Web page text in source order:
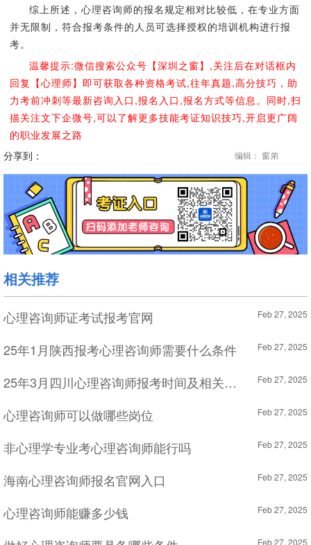
综上所述，心理咨询师的报名规定相对比较低，在专业方面
并无限制，符合报考条件的人员可选择授权的培训机构进行报
考。
温馨提示:微信搜索公众号【深圳之窗】,关注后在对话框内
回复【心理师】即可获取各种资格考试,往年真题,高分技巧，助
力考前冲刺等最新咨询入口,报名入口,报名方式等信息。同时,扫
描关注文下企微号,可以了解更多技能考证知识技巧,开启更广阔
的职业发展之路
分享到：
编辑： 窗弟
相关推荐
心理咨询师证考试报考官网 Feb 27, 2025
25年1月陕西报考心理咨询师需要什么条件 Feb 27, 2025
25年3月四川心理咨询师报考时间及相关信息 Feb 27, 2025
心理咨询师可以做哪些岗位 Feb 27, 2025
非心理学专业考心理咨询师能行吗 Feb 27, 2025
海南心理咨询师报名官网入口 Feb 27, 2025
心理咨询师能赚多少钱 Feb 27, 2025
Feb 27, 2025